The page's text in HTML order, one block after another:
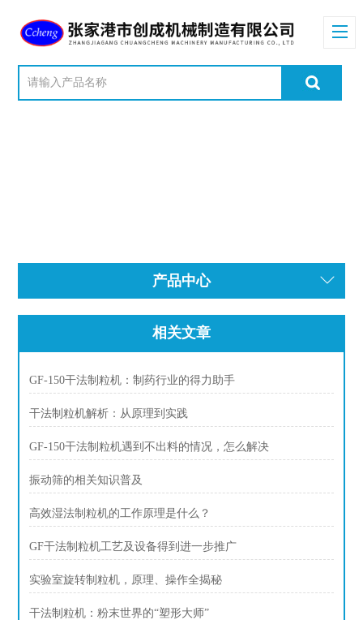
产品中心
相关文章
GF-150干法制粒机：制药行业的得力助手
干法制粒机解析：从原理到实践
GF-150干法制粒机遇到不出料的情况，怎么解决
振动筛的相关知识普及
高效湿法制粒机的工作原理是什么？
GF干法制粒机工艺及设备得到进一步推广
实验室旋转制粒机，原理、操作全揭秘
干法制粒机：粉末世界的“塑形大师”